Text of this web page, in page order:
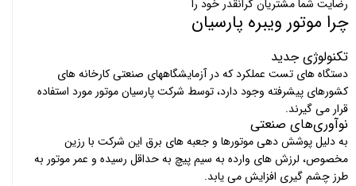
رضایت شما مشتریان گرانقدر خود را
چرا موتور ویبره پارسیان
تکنولوژی جدید
دستگاه های تست عملکرد که در آزمایشگاههای صنعتی کارخانه های
کشورهای پیشرفته وجود دارد، توسط شرکت پارسیان موتور مورد استفاده
قرار می گیرند.
نوآوری‌های صنعتی
به دلیل پوشش دهی موتورها و جعبه های برق این شرکت با رزین
مخصوص، لرزش های وارده به سیم پیچ به حداقل رسیده و عمر موتور به
طرز چشم گیری افزایش می یابد.